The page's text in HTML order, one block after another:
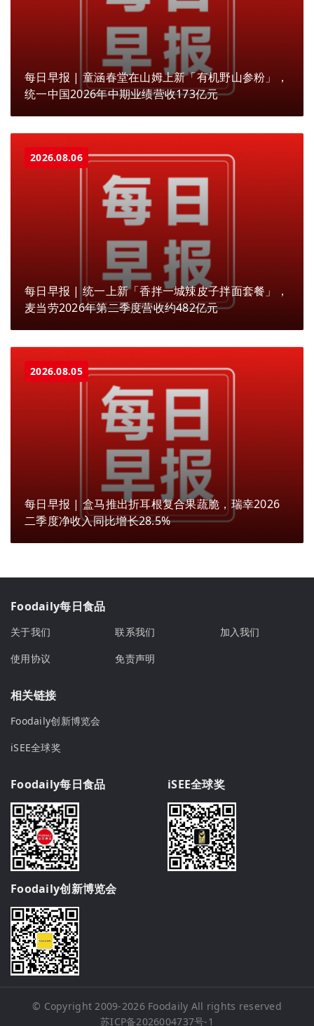
每日早报 | 童涵春堂在山姆上新「有机野山参粉」，
统一中国2026年中期业绩营收173亿元
2026.08.06
每日早报 | 统一上新「香拌一城辣皮子拌面套餐」，
麦当劳2026年第二季度营收约482亿元
2026.08.05
每日早报 | 盒马推出折耳根复合果蔬脆，瑞幸2026
二季度净收入同比增长28.5%
Foodaily每日食品
关于我们 联系我们
加入我们
使用协议
免责声明
相关链接
Foodaily创新博览会
iSEE全球奖
Foodaily每日食品 iSEE全球奖
Foodaily创新博览会
© Copyright 2009-2026 Foodaily All rights reserved
苏ICP备2026004737号-1